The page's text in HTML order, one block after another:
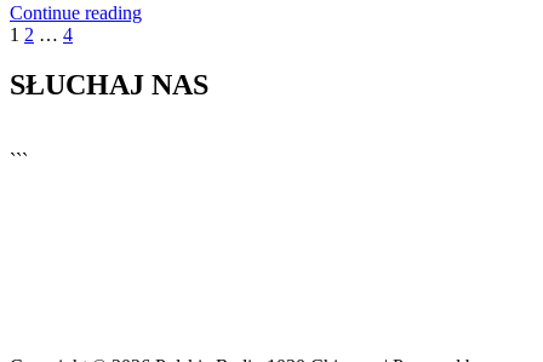
Continue reading
Posts
pagination
1 2 … 4
SŁUCHAJ NAS
```